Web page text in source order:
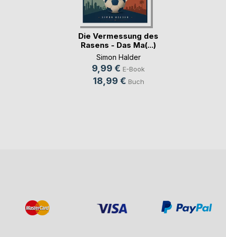
Die Vermessung des
Rasens - Das Ma(...)
Simon Halder
9,99 € E-Book
18,99 € Buch